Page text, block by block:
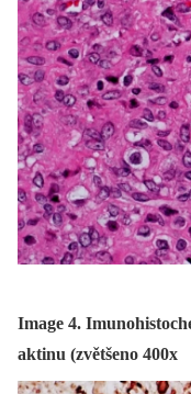
Image 4.
aktinu (zvětšeno 400x